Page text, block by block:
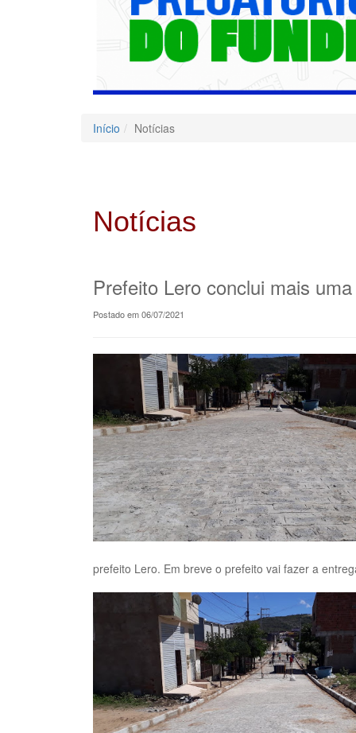
Início Notícias
Notícias
Prefeito Lero conclui mais
Postado em 06/07/2021
prefeito Lero. Em breve o prefeito vai fazer a